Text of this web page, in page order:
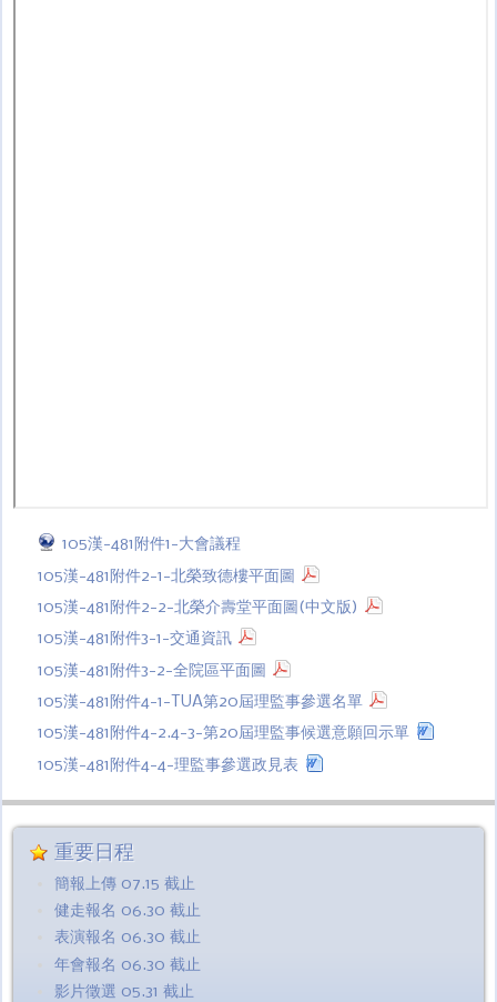
105漢-481附件1-大會議程
105漢-481附件2-1-北榮致德樓平面圖
105漢-481附件2-2-北榮介壽堂平面圖(中文版)
105漢-481附件3-1-交通資訊
105漢-481附件3-2-全院區平面圖
105漢-481附件4-1-TUA第20屆理監事參選名單
105漢-481附件4-2.4-3-第20屆理監事候選意願回示單
105漢-481附件4-4-理監事參選政見表
重要日程
簡報上傳 07.15 截止
健走報名 06.30 截止
表演報名 06.30 截止
年會報名 06.30 截止
影片徵選 05.31 截止